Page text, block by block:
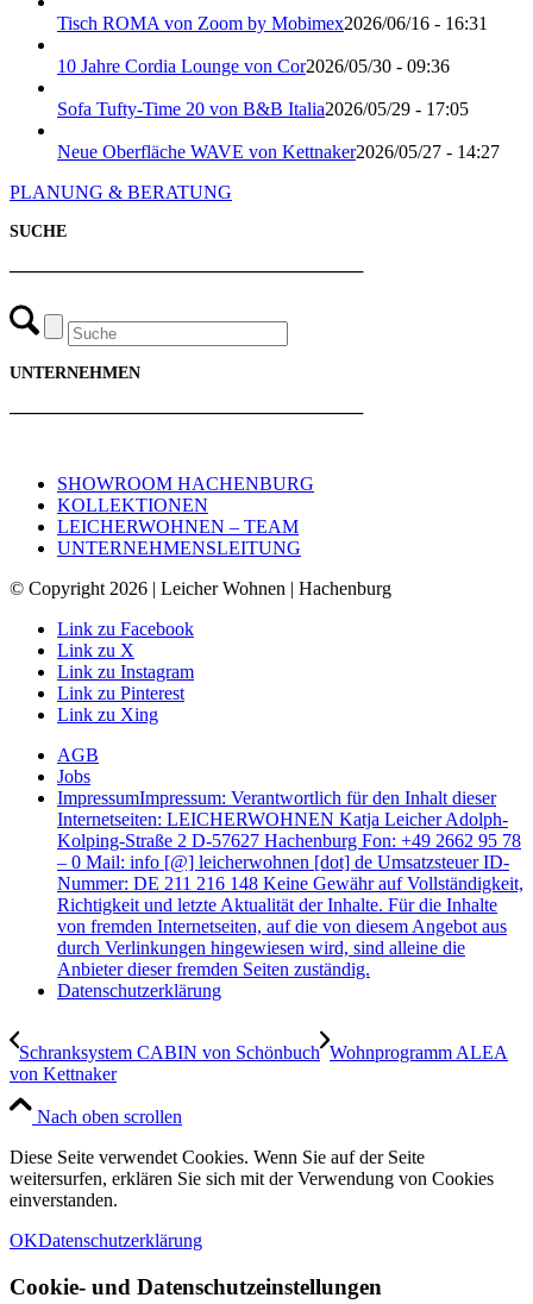
Tisch ROMA von Zoom by Mobimex2026/06/16 - 16:31
10 Jahre Cordia Lounge von Cor2026/05/30 - 09:36
Sofa Tufty-Time 20 von B&B Italia2026/05/29 - 17:05
Neue Oberfläche WAVE von Kettnaker2026/05/27 - 14:27
PLANUNG & BERATUNG
SUCHE
───────────────────────────
UNTERNEHMEN
───────────────────────────
SHOWROOM HACHENBURG
KOLLEKTIONEN
LEICHERWOHNEN – TEAM
UNTERNEHMENSLEITUNG
© Copyright 2026 | Leicher Wohnen | Hachenburg
Link zu Facebook
Link zu X
Link zu Instagram
Link zu Pinterest
Link zu Xing
AGB
Jobs
ImpressumImpressum: Verantwortlich für den Inhalt dieser
Internetseiten: LEICHERWOHNEN Katja Leicher Adolph-
Kolping-Straße 2 D-57627 Hachenburg Fon: +49 2662 95 78
– 0 Mail: info [@] leicherwohnen [dot] de Umsatzsteuer ID-
Nummer: DE 211 216 148 Keine Gewähr auf Vollständigkeit,
Richtigkeit und letzte Aktualität der Inhalte. Für die Inhalte
von fremden Internetseiten, auf die von diesem Angebot aus
durch Verlinkungen hingewiesen wird, sind alleine die
Anbieter dieser fremden Seiten zuständig.
Datenschutzerklärung
Schranksystem CABIN von Schönbuch Wohnprogramm ALEA
von Kettnaker
Nach oben scrollen
Diese Seite verwendet Cookies. Wenn Sie auf der Seite
weitersurfen, erklären Sie sich mit der Verwendung von Cookies
einverstanden.
OKDatenschutzerklärung
Cookie- und Datenschutzeinstellungen